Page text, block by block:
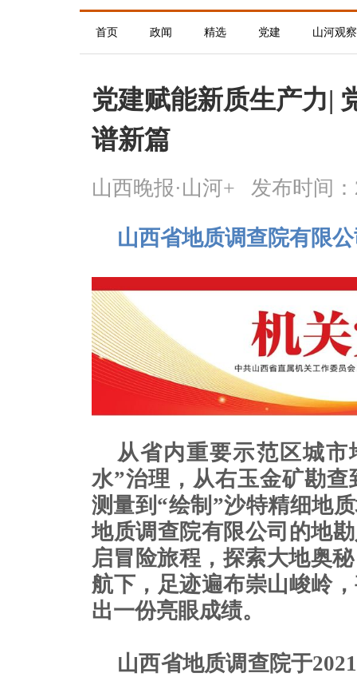
首页 政闻 精选 党建 山河观察
党建赋能新质生产力|
谱新篇
山西晚报·山河+ 发布时间：
山西省地质调查院有限
从省内重要示范区城
水”治理，从右玉金矿勘
测量到“绘制”沙特精细地
地质调查院有限公司的地
启冒险旅程，探索大地奥
航下，足迹遍布崇山峻岭
出一份亮眼成绩。
山西省地质调查院于